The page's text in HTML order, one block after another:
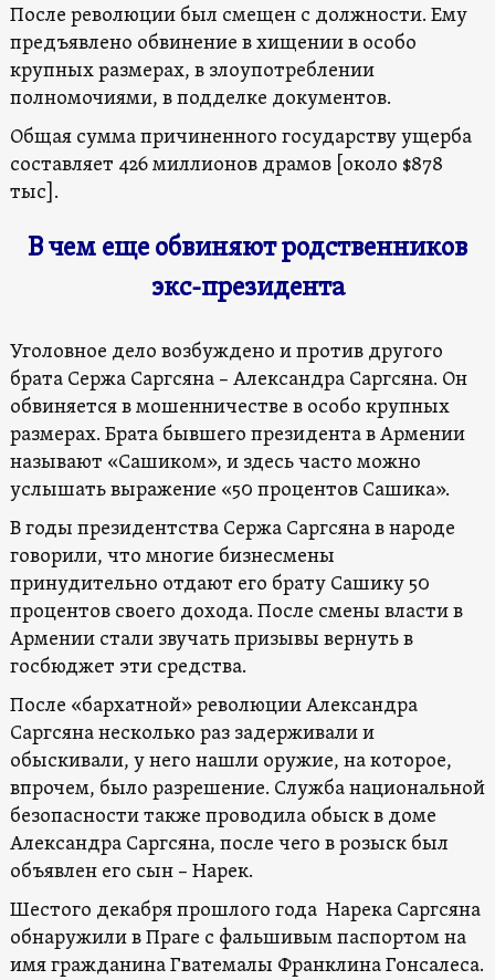
После революции был смещен с должности. Ему
предъявлено обвинение в хищении в особо
крупных размерах, в злоупотреблении
полномочиями, в подделке документов.
Общая сумма причиненного государству ущерба
составляет 426 миллионов драмов [около $878
тыс].
В чем еще обвиняют родственников
экс-президента
Уголовное дело возбуждено и против другого
брата Сержа Саргсяна – Александра Саргсяна. Он
обвиняется в мошенничестве в особо крупных
размерах. Брата бывшего президента в Армении
называют «Сашиком», и здесь часто можно
услышать выражение «50 процентов Сашика».
В годы президентства Сержа Саргсяна в народе
говорили, что многие бизнесмены
принудительно отдают его брату Сашику 50
процентов своего дохода. После смены власти в
Армении стали звучать призывы вернуть в
госбюджет эти средства.
После «бархатной» революции Александра
Саргсяна несколько раз задерживали и
обыскивали, у него нашли оружие, на которое,
впрочем, было разрешение. Служба национальной
безопасности также проводила обыск в доме
Александра Саргсяна, после чего в розыск был
объявлен его сын – Нарек.
Шестого декабря прошлого года Нарека Саргсяна
обнаружили в Праге с фальшивым паспортом на
имя гражданина Гватемалы Франклина Гонсалеса.